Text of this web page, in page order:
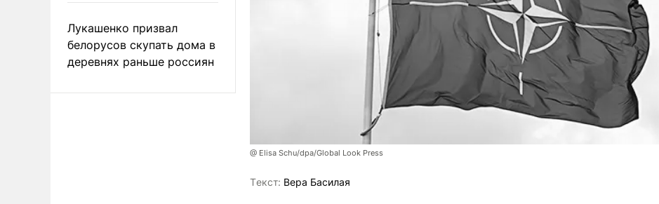
Лукашенко призвал
белорусов скупать дома в
деревнях раньше россиян
@ Elisa Schu/dpa/Global Look Press
Tекст: Вера Басилая